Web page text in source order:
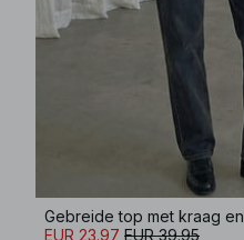
Gebreide top met kraag
EUR 23.97 EUR 39.95